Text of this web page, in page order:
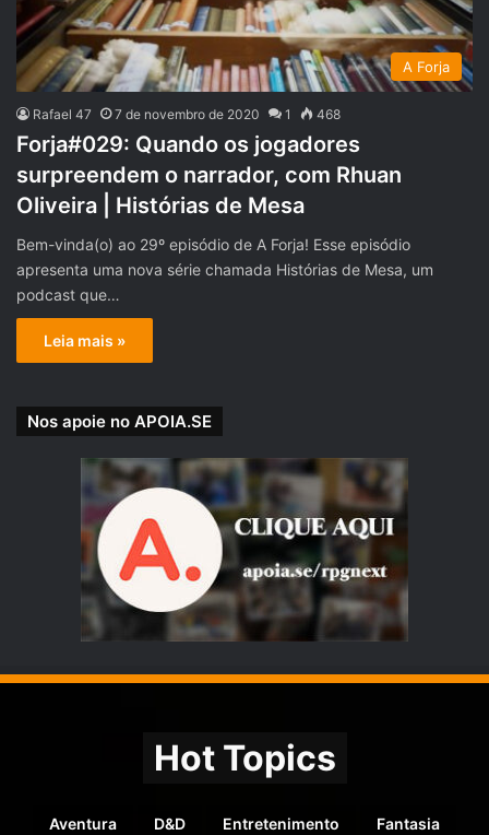
A Forja
Rafael 47 7 de novembro de 2020 1 468
Forja#029: Quando os jogadores
surpreendem o narrador, com Rhuan
Oliveira | Histórias de Mesa
Bem-vinda(o) ao 29º episódio de A Forja! Esse episódio
apresenta uma nova série chamada Histórias de Mesa, um
podcast que…
Leia mais »
Nos apoie no APOIA.SE
Hot Topics
Aventura D&D Entretenimento Fantasia